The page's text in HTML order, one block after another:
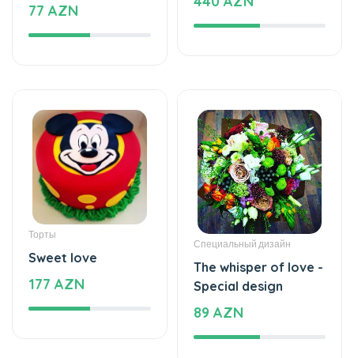
77 AZN
Торты
Sweet love
177 AZN
Специальный дизайн
The whisper of love -
Special design
89 AZN